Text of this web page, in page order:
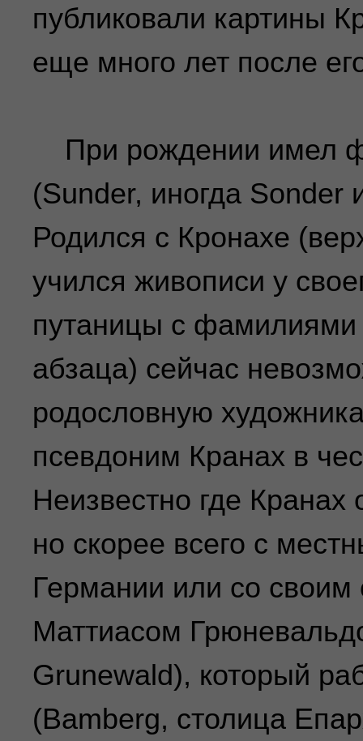
публиковали картины
еще много лет после
При рождении имел
(Sunder, иногда Sonder
Родился с Кронахе
учился живописи у
путаницы с фамилиями
абзаца) сейчас
родословную
псевдоним Кранах в
Неизвестно где Кранах
но скорее всего с
Германии или со
Маттиасом
Grunewald), который
(Bamberg, столица